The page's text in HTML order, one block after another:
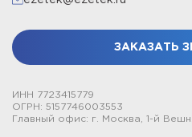
ЗАКАЗАТЬ
ИНН 7723415779
ОГРН: 5157746003553
Главный офис: г. Москва, 1-й